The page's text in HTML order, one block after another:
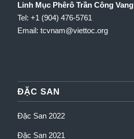
Linh Mục Phêrô Trần Công Vang
Tel: +1 (904) 476-5761
Email: tcvnam@viettoc.org
ĐẶC SAN
Đặc San 2022
Đặc San 2021